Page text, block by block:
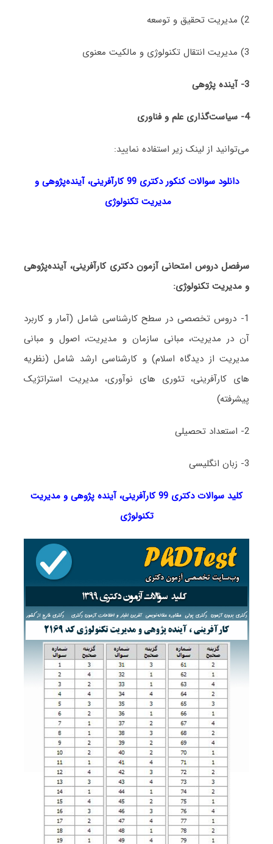
2) مدیریت تحقیق و توسعه
3) مدیریت انتقال تکنولوژی و مالکیت معنوی
3- آینده پژوهی
4- سیاست‌گذاری علم و فناوری
می‌توانید از لینک زیر استفاده نمایید:
دانلود سوالات کنکور دکتری 99
کارآفرینی، آینده‌پژوهی و
مدیریت تکنولوژی
سرفصل دروس امتحانی آزمون دکتریکارآفرینی، آینده‌پژوهی
و مدیریت تکنولوژی:
1- دروس تخصصی در سطح کارشناسی شامل (آمار و کاربرد
آن در مدیریت، مبانی سازمان و مدیریت، اصول و مبانی
مدیریت از دیدگاه اسلام) و کارشناسی ارشد شامل (نظریه
های کارآفرینی، تئوری های نوآوری، مدیریت استراتژیک
پیشرفته)
2- استعداد تحصیلی
3- زبان انگلیسی
کلید سوالات دکتری 99 کارآفرینی، آینده پژوهی و مدیریت
تکنولوژی